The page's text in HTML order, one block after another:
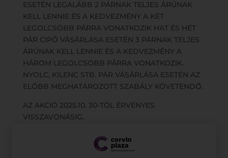
ESETÉN LEGALÁBB 2 PÁRNAK TELJES ÁRÚNAK
KELL LENNIE ÉS A KEDVEZMÉNY A KÉT
LEGOLCSÓBB PÁRRA VONATKOZIK HAT ÉS HÉT
PÁR CIPŐ VÁSÁRLÁSA ESETÉN 3 PÁRNAK TELJES
ÁRÚNAK KELL LENNIE ÉS A KEDVEZMÉNY A
HÁROM LEGOLCSÓBB PÁRRA VONATKOZIK.
NYOLC, KILENC STB. PÁR VÁSÁRLÁSA ESETÉN AZ
ELŐBB MEGHATÁROZOTT SZABÁLY KÖVETENDŐ.
AZ AKCIÓ 2025.10. 30-TÓL ÉRVÉNYES
VISSZAVONÁSIG.